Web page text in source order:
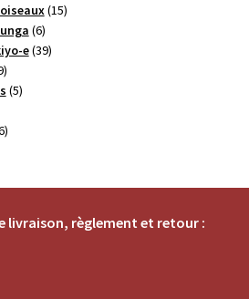
produits
1515
66
produits
e 3939
19
produits
55
16
livraison, règlement et retour :